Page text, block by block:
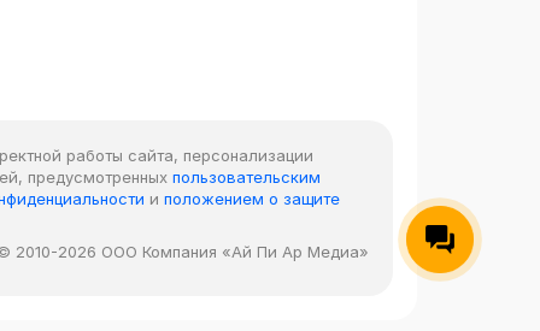
работы сайта, персонализации
предусмотренных пользовательским
и положением о защите
2010-2026 ООО Компания «Ай Пи Ар Медиа»